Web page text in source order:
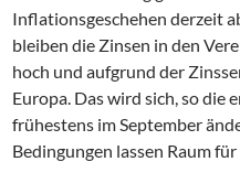
Inflationsgeschehen derzeit
bleiben die Zinsen in den
hoch und aufgrund der
Europa. Das wird sich, so die
frühestens im September
Bedingungen lassen Raum